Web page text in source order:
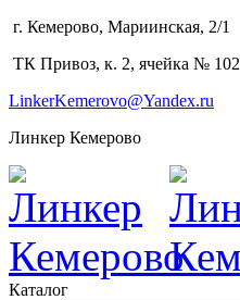
г. Кемерово, Мариинская, 2/1
ТК Привоз, к. 2, ячейка № 102
LinkerKemerovo@Yandex.ru
Линкер Кемерово
Каталог